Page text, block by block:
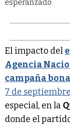
El impacto del
Agencia
campaña
7 de septiembre
especial, en la
donde el